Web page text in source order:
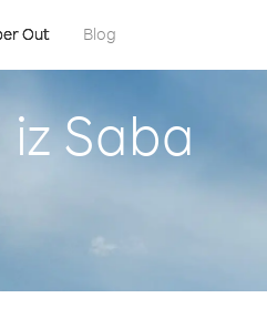
Out Blog
Saba